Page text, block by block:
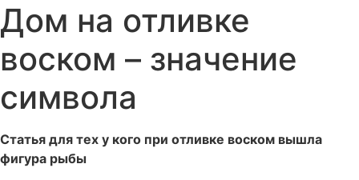
Дом на отливке
воском – значение
символа
Статья для тех у кого при отливке воском вышла
фигура рыбы